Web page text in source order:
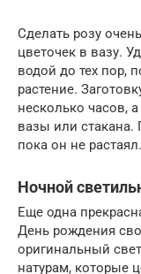
Сделать розу
цветочек в вазу.
водой до тех пор,
растение.
несколько часов,
вазы или стакана.
пока он не растаял.
Ночной
Еще одна
День рождения
оригинальный
натурам, которые